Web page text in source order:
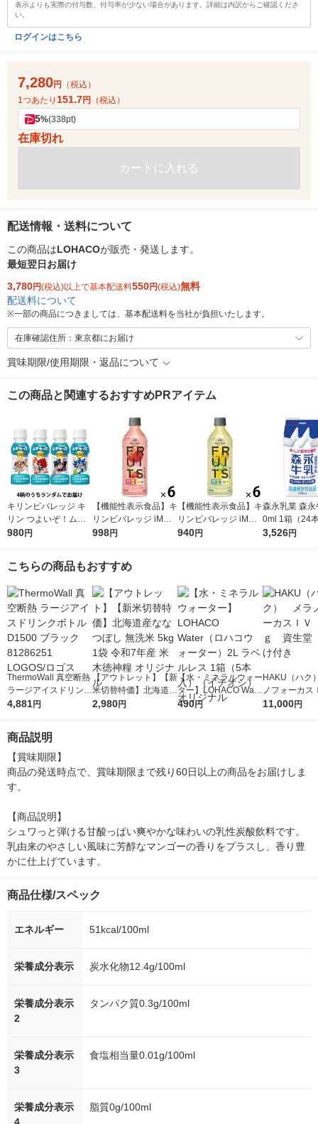
表示よりも実際の付与数、付与率が少ない場合があります。詳細は内訳からご確認くださ
い。
ログインはこちら
7,280円
（税込）
1つあたり 151.7円 （税込）
5%(338pt)
在庫切れ
カートに入れる
配送情報・送料について
この商品はLOHACOが販売・発送します。
最短翌日お届け
3,780円(税込)以上で基本配送料550円(税込)無料
配送料について
※一部の商品につきましては、基本配送料を当社が負担いたします。
在庫確認住所：東京都にお届け
賞味期限/使用期限・返品について
この商品と関連するおすすめPRアイテム
キリンビバレッジ キ
リン つよいぞ！ムテ
キッズ プラズマ乳酸
980円
【機能性表示食品】キ
リンビバレッジ iMUS
E＜イミューズ＞プラ
ルミックス 500ml 1セ
998円
【機能性表示食品】キ
リンビバレッジ iMUS
E＜イミューズ＞プラ
940円
森永乳業 森
0ml 1箱（24
温保存可能品
3,526円
こちらの商品もおすすめ
ThermoWall 真空断熱
ラージアイスドリンク
ボトルD1500 ブラッ
4,881円
【アウトレット】【新
米切替特価】北海道産
ななつぼし 無洗米 5k
2,980円
【水・ミネラルウォー
ター】LOHACO Wate
r（ロハコウォータ
490円
HAKU（ハ
ノフォーカ
5ｇ 資生堂
11,000円
商品説明
【賞味期限】
商品の発送時点で、賞味期限まで残り60日以上の商品をお届けしま
す。
【商品説明】
シュワっと弾ける甘酸っぱい爽やかな味わいの乳性炭酸飲料です。
乳由来のやさしい風味に芳醇なマンゴーの香りをプラスし、香り豊
かに仕上げています。
商品仕様/スペック
エネルギー 51kcal/100ml
栄養成分表示 炭水化物12.4g/100ml
栄養成分表示
2
タンパク質0.3g/100ml
栄養成分表示
3
食塩相当量0.01g/100ml
栄養成分表示
脂質0g/100ml